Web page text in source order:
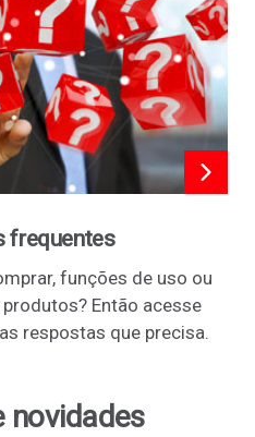
frequentes
funções de uso ou
Então acesse
respostas que precisa.
novidades